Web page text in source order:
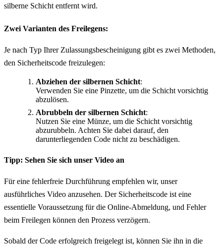
silberne Schicht entfernt wird.
Zwei Varianten des Freilegens:
Je nach Typ Ihrer Zulassungsbescheinigung gibt es zwei Methoden,
den Sicherheitscode freizulegen:
Abziehen der silbernen Schicht:
Verwenden Sie eine Pinzette, um die Schicht vorsichtig
abzulösen.
Abrubbeln der silbernen Schicht:
Nutzen Sie eine Münze, um die Schicht vorsichtig
abzurubbeln. Achten Sie dabei darauf, den
darunterliegenden Code nicht zu beschädigen.
Tipp: Sehen Sie sich unser Video an
Für eine fehlerfreie Durchführung empfehlen wir, unser
ausführliches Video anzusehen. Der Sicherheitscode ist eine
essentielle Voraussetzung für die Online-Abmeldung, und Fehler
beim Freilegen können den Prozess verzögern.
Sobald der Code erfolgreich freigelegt ist, können Sie ihn in die